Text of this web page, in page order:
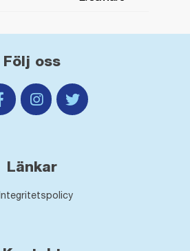
Följ oss
Länkar
Integritetspolicy